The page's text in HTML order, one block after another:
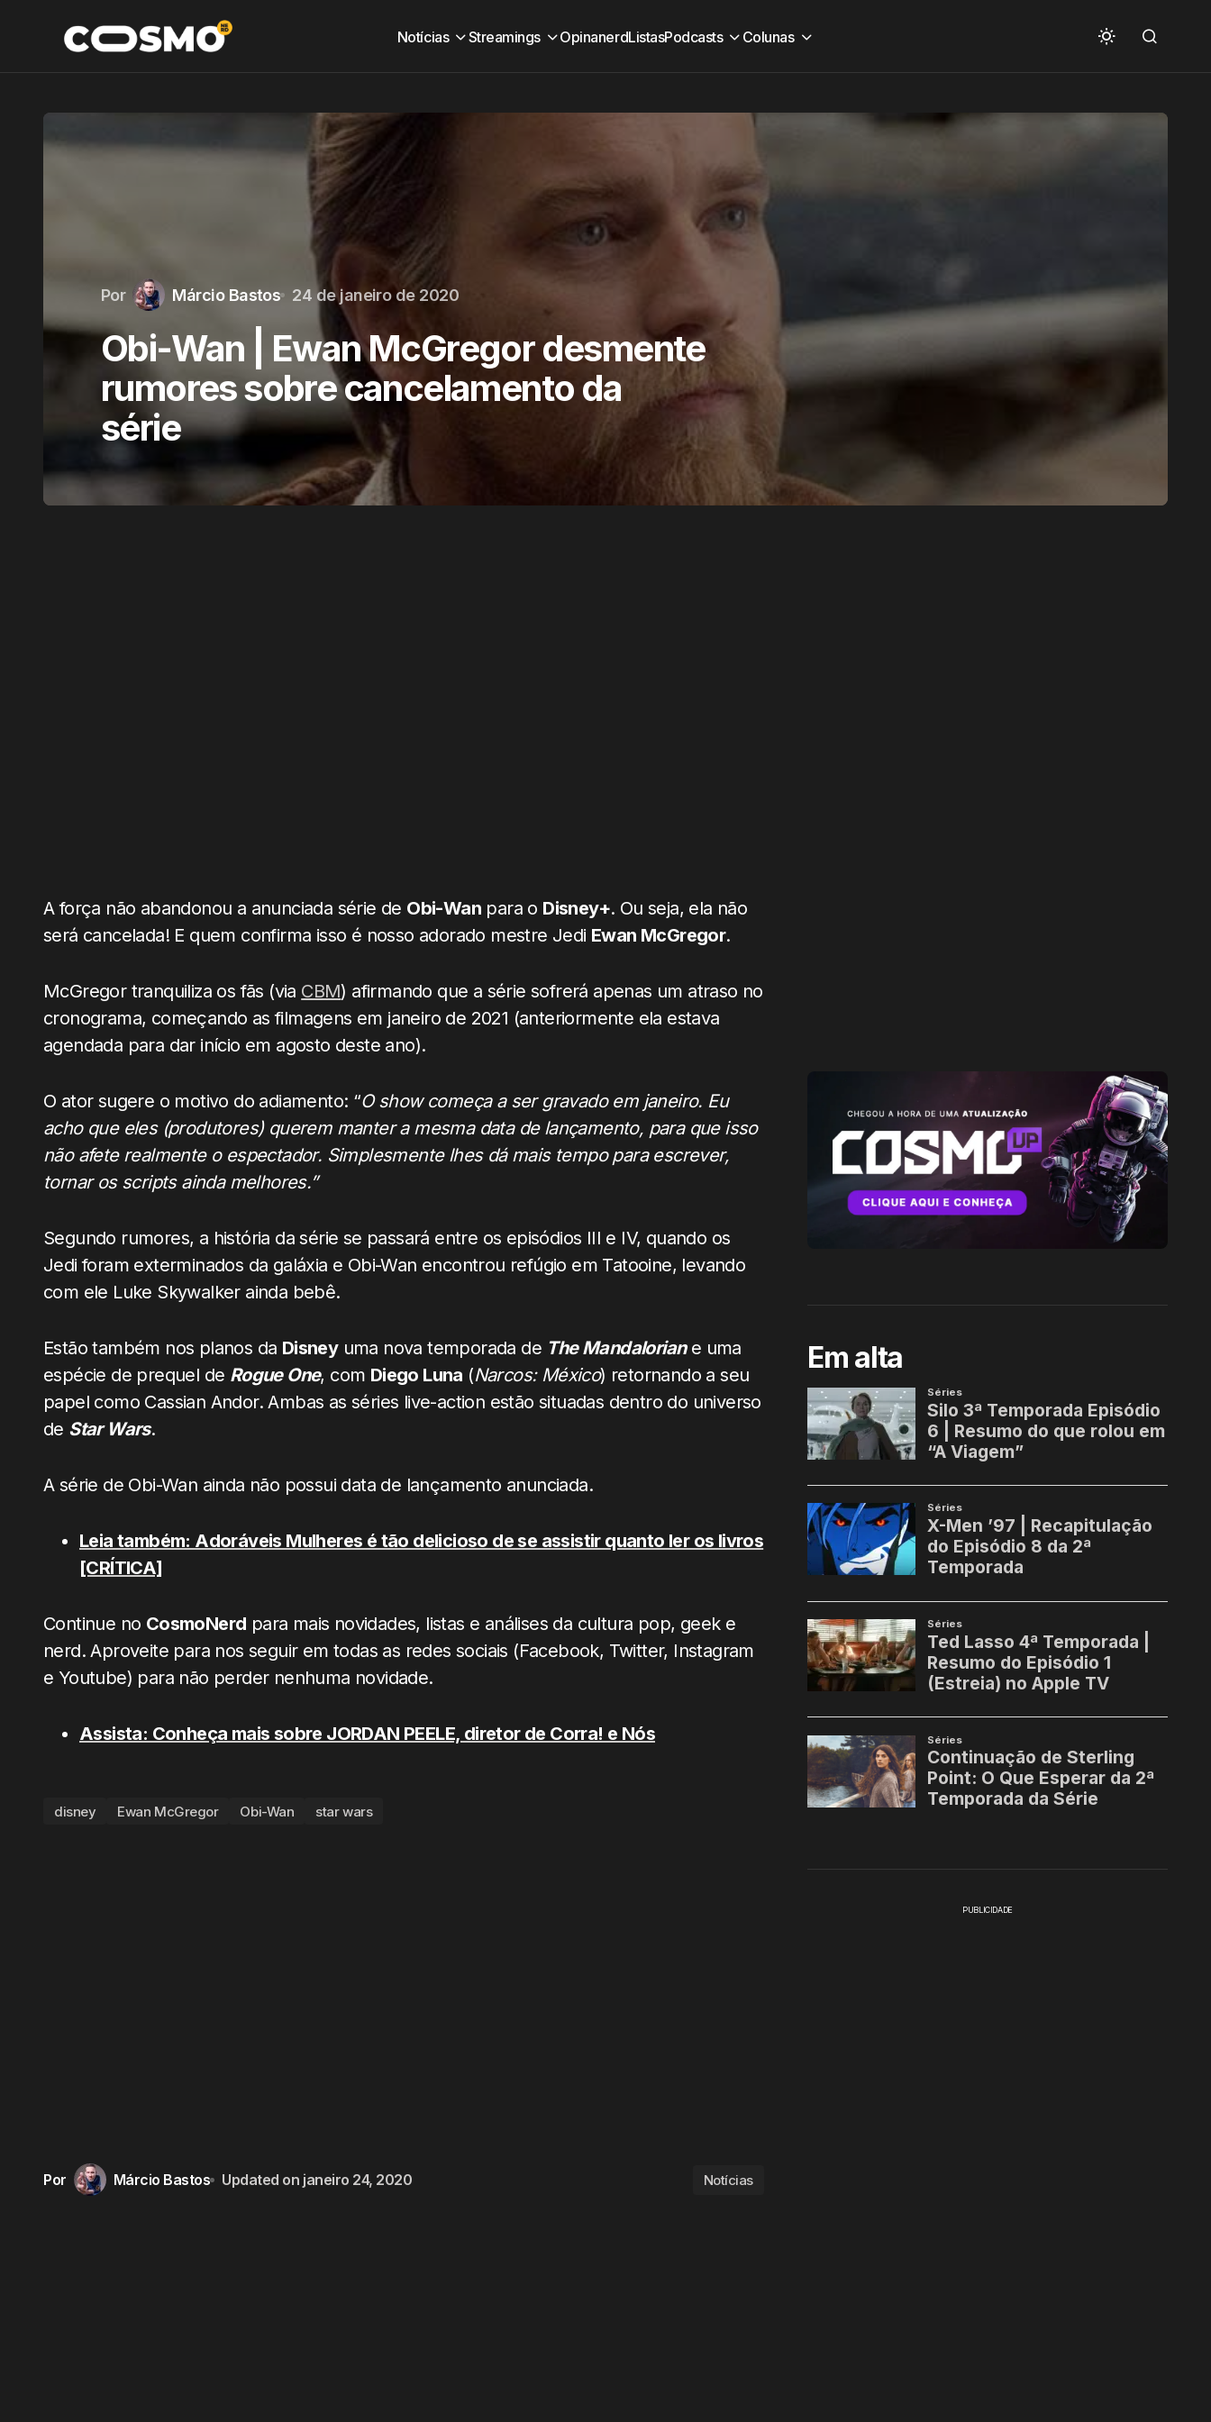
Notícias Streamings OpinanerdListasPodcasts Colunas
Por Márcio Bastos 24 de janeiro de 2020
Obi-Wan | Ewan McGregor desmente
rumores sobre cancelamento da
série
A força não abandonou a anunciada série de Obi-Wan para o Disney+. Ou seja, ela não
será cancelada! E quem confirma isso é nosso adorado mestre Jedi Ewan McGregor.
McGregor tranquiliza os fãs (via CBM) afirmando que a série sofrerá apenas um atraso no
cronograma, começando as filmagens em janeiro de 2021 (anteriormente ela estava
agendada para dar início em agosto deste ano).
O ator sugere o motivo do adiamento: “O show começa a ser gravado em janeiro. Eu
acho que eles (produtores) querem manter a mesma data de lançamento, para que isso
não afete realmente o espectador. Simplesmente lhes dá mais tempo para escrever,
tornar os scripts ainda melhores.”
Segundo rumores, a história da série se passará entre os episódios III e IV, quando os
Jedi foram exterminados da galáxia e Obi-Wan encontrou refúgio em Tatooine, levando
com ele Luke Skywalker ainda bebê.
Estão também nos planos da Disneyuma nova temporada de The Mandaloriane uma
espécie de prequel de Rogue One, com Diego Luna (Narcos: México) retornando a seu
papel como Cassian Andor. Ambas as séries live-action estão situadas dentro do universo
de Star Wars.
A série de Obi-Wan ainda não possui data de lançamento anunciada.
Leia também: Adoráveis Mulheres é tão delicioso de se assistir quanto ler os livros
[CRÍTICA]
Continue no CosmoNerd para mais novidades, listas e análises da cultura pop, geek e
nerd. Aproveite para nos seguir em todas as redes sociais (Facebook, Twitter, Instagram
e Youtube) para não perder nenhuma novidade.
Assista: Conheça mais sobre JORDAN PEELE, diretor de Corra! e Nós
disney Ewan McGregor Obi-Wan star wars
Por Márcio Bastos Updated on janeiro 24, 2020 Notícias
Em alta
PUBLICIDADE